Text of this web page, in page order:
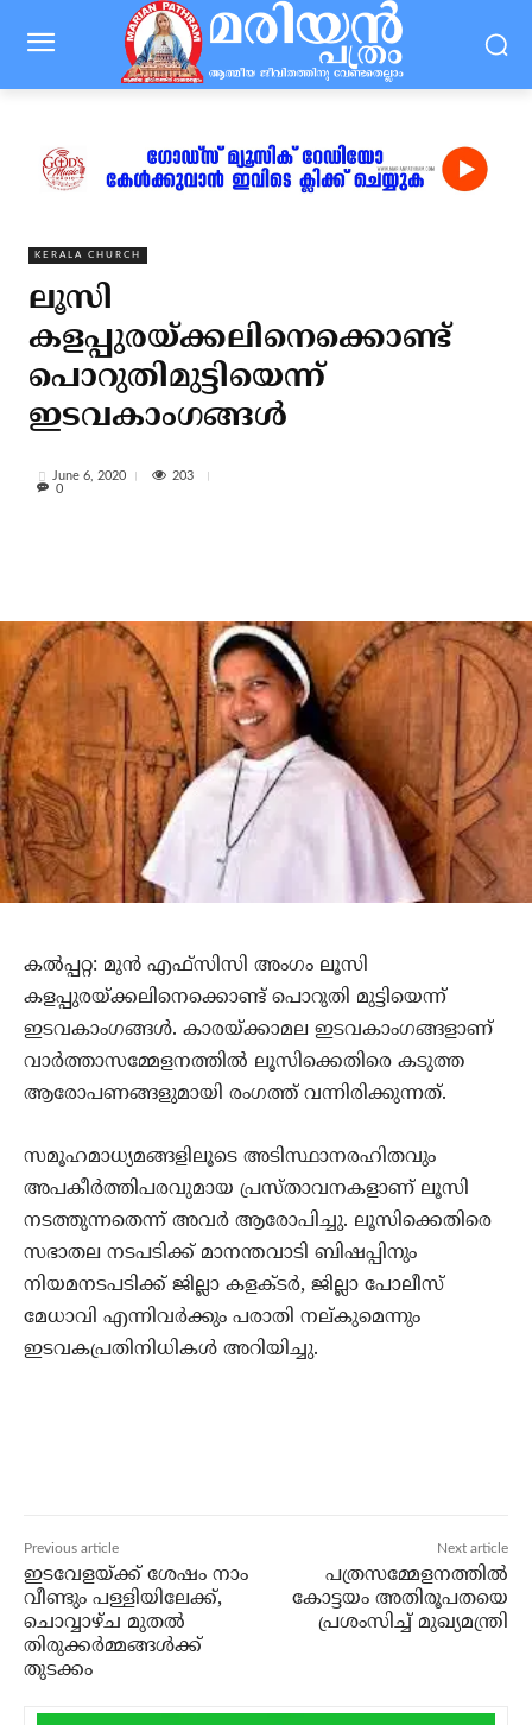
KERALA CHURCH
ലൂസി
കളപ്പുരയ്ക്കലിനെക്കൊണ്ട്
പൊറുതിമുട്ടിയെന്ന്
ഇടവകാംഗങ്ങള്‍
June 6, 2020
203
0
കല്‍പ്പറ്റ: മുന്‍ എഫ്‌സിസി അംഗം ലൂസി
കളപ്പുരയ്ക്കലിനെക്കൊണ്ട് പൊറുതി മുട്ടിയെന്ന്
ഇടവകാംഗങ്ങള്‍. കാരയ്ക്കാമല ഇടവകാംഗങ്ങളാണ്
വാര്‍ത്താസമ്മേളനത്തില്‍ ലൂസിക്കെതിരെ കടുത്ത
ആരോപണങ്ങളുമായി രംഗത്ത് വന്നിരിക്കുന്നത്.
സമൂഹമാധ്യമങ്ങളിലൂടെ അടിസ്ഥാനരഹിതവും
അപകീര്‍ത്തിപരവുമായ പ്രസ്താവനകളാണ് ലൂസി
നടത്തുന്നതെന്ന് അവര്‍ ആരോപിച്ചു. ലൂസിക്കെതിരെ
സഭാതല നടപടിക്ക് മാനന്തവാടി ബിഷപ്പിനും
നിയമനടപടിക്ക് ജില്ലാ കളക്ടര്‍, ജില്ലാ പോലീസ്
മേധാവി എന്നിവര്‍ക്കും പരാതി നല്കുമെന്നും
ഇടവകപ്രതിനിധികള്‍ അറിയിച്ചു.
Previous article
ഇടവേളയ്ക്ക് ശേഷം നാം
വീണ്ടും പള്ളിയിലേക്ക്,
ചൊവ്വാഴ്ച മുതല്‍
തിരുക്കര്‍മ്മങ്ങള്‍ക്ക്
തുടക്കം
Next article
പത്രസമ്മേളനത്തില്‍
കോട്ടയം അതിരൂപതയെ
പ്രശംസിച്ച് മുഖ്യമന്ത്രി